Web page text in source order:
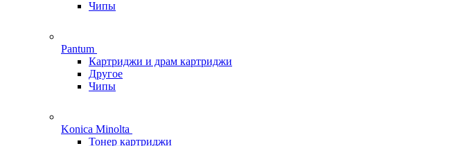
Чипы
Pantum
Картриджи и драм картриджи
Другое
Чипы
Konica Minolta
Тонер картриджи